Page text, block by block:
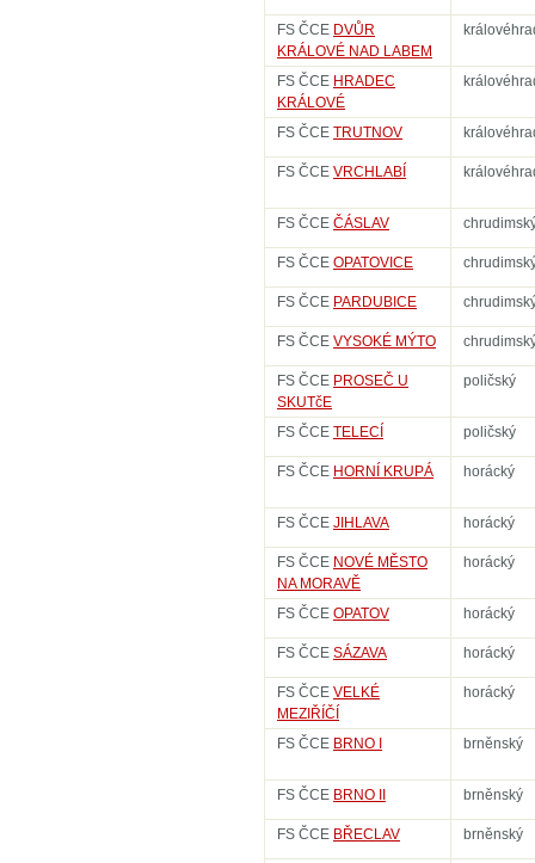
FS ČCE DVŮR
KRÁLOVÉ NAD LABEM
FS ČCE HRADEC
KRÁLOVÉ
FS ČCE TRUTNOV
FS ČCE VRCHLABÍ
FS ČCE ČÁSLAV
FS ČCE OPATOVICE
FS ČCE PARDUBICE
FS ČCE VYSOKÉ MÝTO
FS ČCE PROSEČ U
SKUTčE
poličský
FS ČCE TELECÍ poličský
FS ČCE HORNÍ KRUPÁ horácký
FS ČCE JIHLAVA horácký
FS ČCE NOVÉ MĚSTO
NA MORAVĚ
horácký
FS ČCE OPATOV horácký
FS ČCE SÁZAVA horácký
FS ČCE VELKÉ
MEZIŘÍČÍ
horácký
FS ČCE BRNO I brněnský
FS ČCE BRNO II brněnský
FS ČCE BŘECLAV brněnský